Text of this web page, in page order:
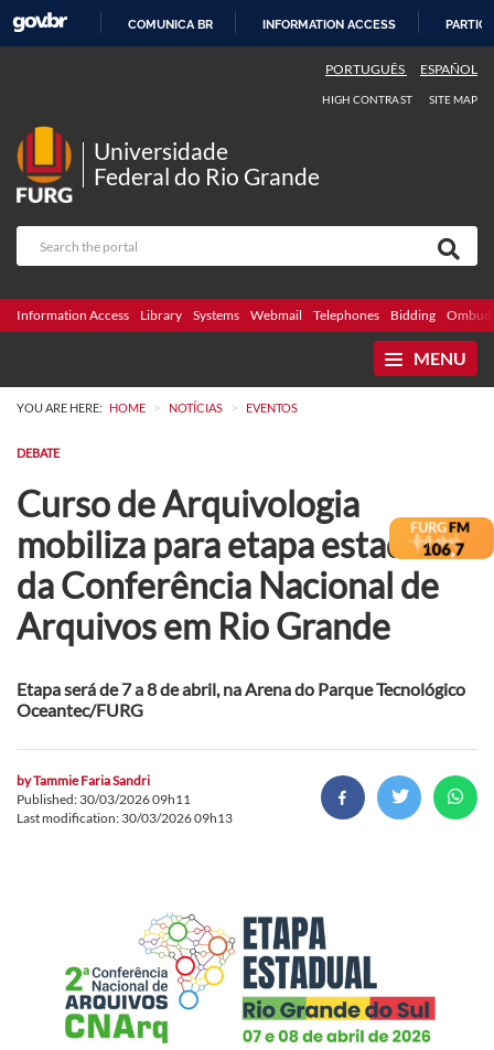
COMUNICA BR INFORMATION ACCESS
PORTUGUÊS ESPAÑOL
HIGH CONTRAST SITE MAP
Universidade
Federal do Rio Grande
Information Access Library Systems Webmail Telephones Bidding
MENU
YOU ARE HERE: HOME > NOTÍCIAS > EVENTOS
DEBATE
Curso de Arquivologia
mobiliza para etapa estadual
da Conferência Nacional de
Arquivos em Rio Grande
Etapa será de 7 a 8 de abril, na Arena do Parque Tecnológico
Oceantec/FURG
byTammie Faria Sandri
Published: 30/03/2026 09h11
Last modification: 30/03/2026 09h13